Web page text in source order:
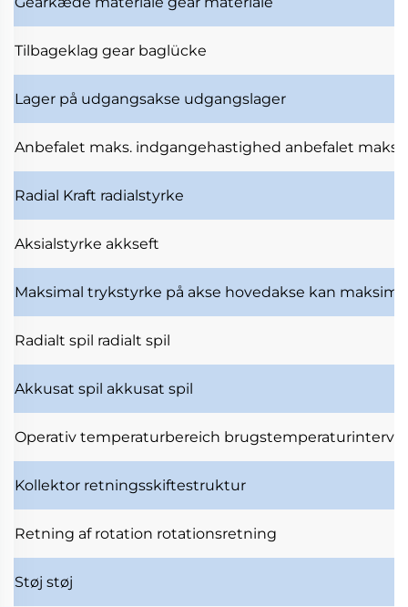
Tilbageklag gear baglücke
Lager på udgangsakse udgangslager
Anbefalet maks. indgangehastighed anbefalet
Radial Kraft radialstyrke
Aksialstyrke akkseft
Maksimal trykstyrke på akse hovedakse kan
Radialt spil radialt spil
Akkusat spil akkusat spil
Operativ temperaturbereich brugstemperaturinterval
Kollektor retningsskiftestruktur
Retning af rotation rotationsretning
Støj støj